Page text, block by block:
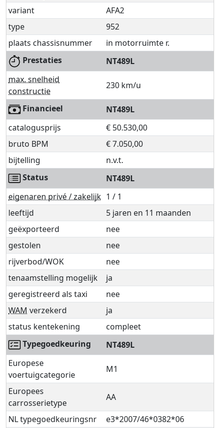
variant
AFA2
type
952
plaats chassisnummer
in motorruimte r.
Prestaties
NT489L
max. snelheid
constructie
230 km/u
Financieel
NT489L
catalogusprijs
€ 50.530,00
bruto BPM
€ 7.050,00
bijtelling
n.v.t.
Status
NT489L
eigenaren privé / zakelijk 1 / 1
leeftijd
5 jaren en 11 maanden
geëxporteerd
nee
gestolen
nee
rijverbod/WOK
nee
tenaamstelling mogelijk
ja
geregistreerd als taxi
nee
WAM verzekerd
ja
status kentekening
compleet
Typegoedkeuring
NT489L
Europese
voertuigcategorie
M1
Europees
carrosserietype
AA
NL typegoedkeuringsnr e3*2007/46*0382*06